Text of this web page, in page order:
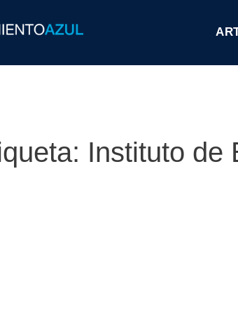
Instituto de